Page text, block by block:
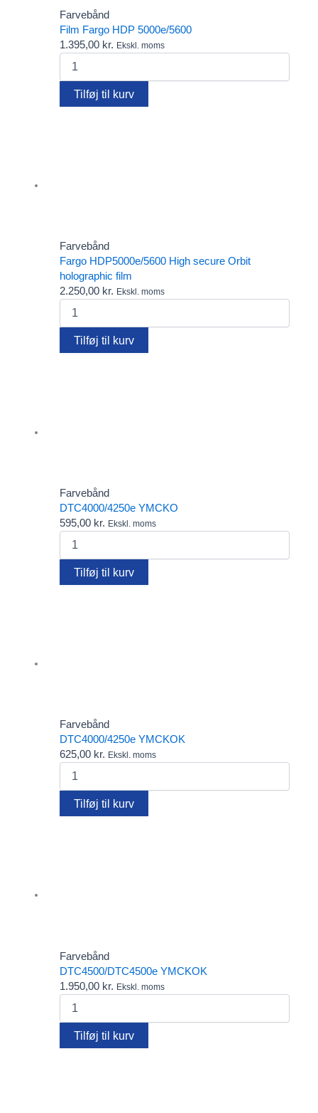
Farvebånd
Film Fargo HDP 5000e/5600
1.395,00 kr. Ekskl. moms
Fargo
HDP
5000e/5600
Tilføj til kurv
Farvebånd
Fargo HDP5000e/5600 High secure Orbit
holographic film
2.250,00 kr. Ekskl. moms
Fargo
HDP5000e/5600
High
secure
Tilføj til kurv
Farvebånd
DTC4000/4250e YMCKO
595,00 kr. Ekskl. moms
YMCKO
antalTilføj til kurv
Farvebånd
DTC4000/4250e YMCKOK
625,00 kr. Ekskl. moms
YMCKOK
antalTilføj til kurv
Farvebånd
DTC4500/DTC4500e YMCKOK
1.950,00 kr. Ekskl. moms
YMCKOK
antalTilføj til kurv